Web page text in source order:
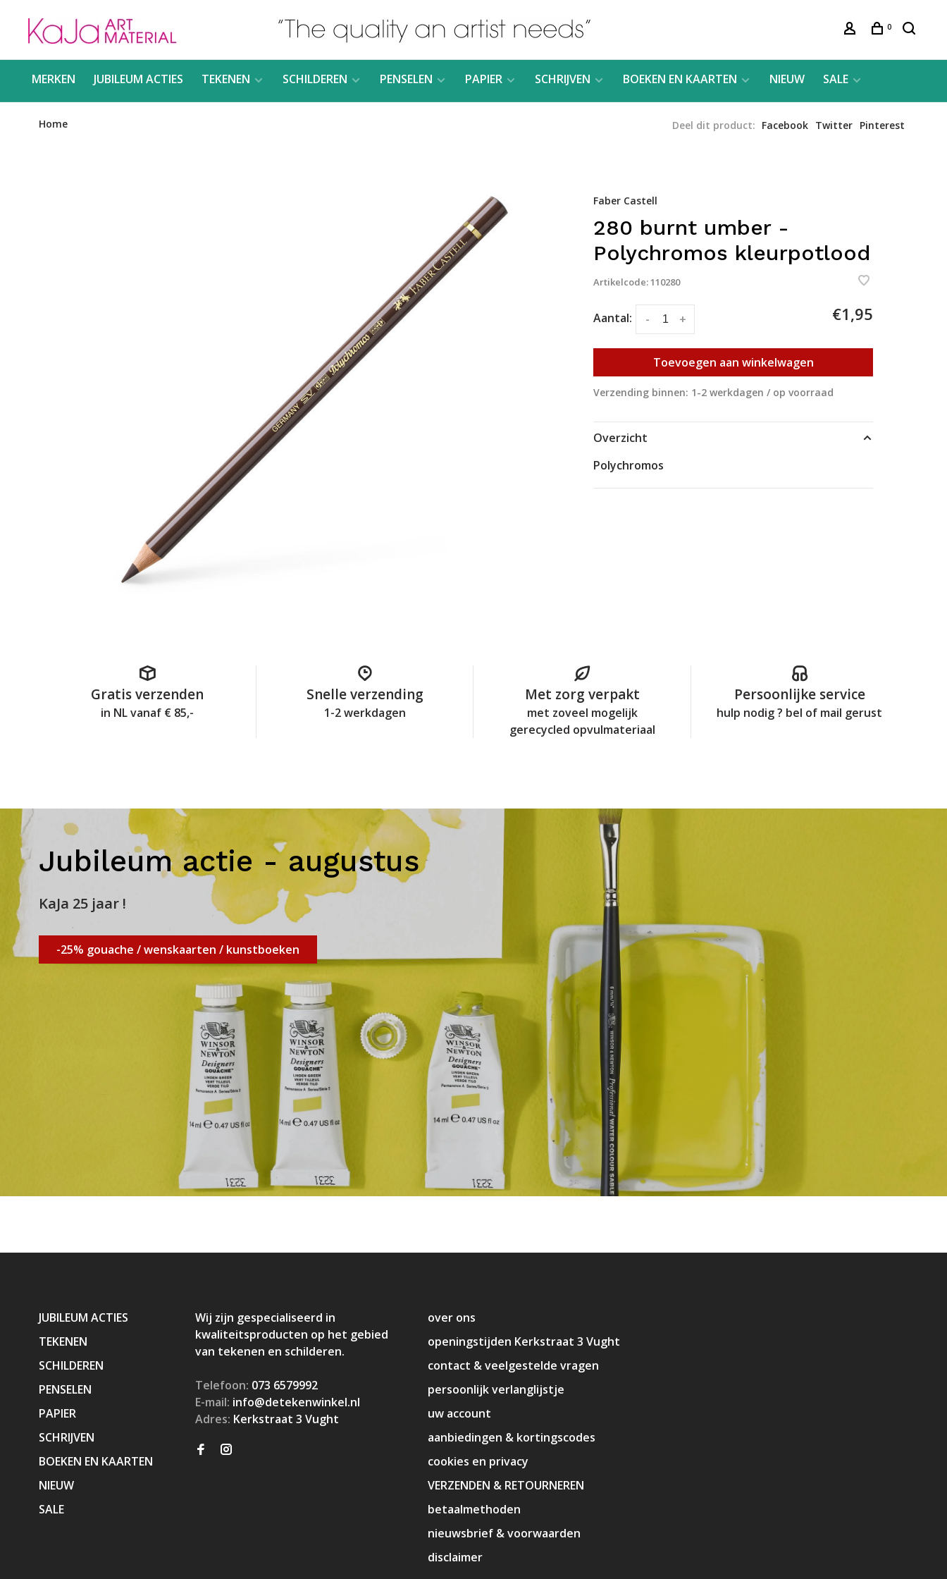
0
MERKEN JUBILEUM ACTIES TEKENEN SCHILDEREN PENSELEN PAPIER SCHRIJVEN BOEKEN EN KAARTEN NIEUW SALE
Home Deel dit product: Facebook Twitter Pinterest
Faber Castell
280 burnt umber -
Polychromos kleurpotlood
Artikelcode:110280
Aantal: +
- €1,95
Toevoegen aan winkelwagen
Verzending binnen: 1-2 werkdagen / op voorraad
Overzicht
Polychromos
Gratis verzenden
in NL vanaf € 85,-
Snelle verzending
1-2 werkdagen
Met zorg verpakt
met zoveel mogelijk
gerecycled opvulmateriaal
Persoonlijke service
hulp nodig ? bel of mail gerust
Jubileum actie - augustus
KaJa 25 jaar !
-25% gouache / wenskaarten / kunstboeken
JUBILEUM ACTIES
TEKENEN
SCHILDEREN
PENSELEN
PAPIER
SCHRIJVEN
BOEKEN EN KAARTEN
NIEUW
SALE
Wij zijn gespecialiseerd in
kwaliteitsproducten op het gebied
van tekenen en schilderen.
Telefoon: 073 6579992
E-mail: info@detekenwinkel.nl
Adres: Kerkstraat 3 Vught
over ons
openingstijden Kerkstraat 3 Vught
contact & veelgestelde vragen
persoonlijk verlanglijstje
uw account
aanbiedingen & kortingscodes
cookies en privacy
VERZENDEN & RETOURNEREN
betaalmethoden
nieuwsbrief & voorwaarden
disclaimer